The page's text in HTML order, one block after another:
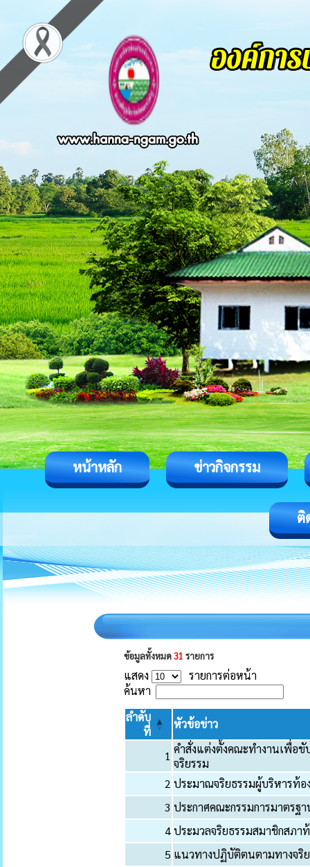
หน้าหลัก ข่าวกิจกรรม
ติ
ข้อมูลทั้งหมด31 รายการ
แสดง
รายการต่อหน้า
ค้นหา
ลำดับ
ที่
หัวข้อข่าว
1 คำสั่งแต่งตั้งคณะทำงานเพื่อขั
จริยรรม
2 ประมาณจริยธรรมผู้บริหารท้อ
3 ประกาศคณะกรรมการมาตรฐ
4ประมวลจริยธรรมสมาชิกสภา
5 แนวทางปฏิบัติตนตามทางจริ